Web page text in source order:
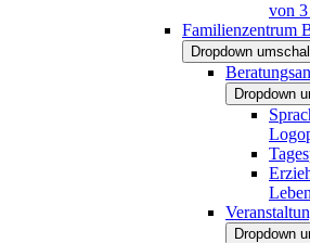
von 3
Familienzentrum
Dropdown
Dropdown
Dropdown